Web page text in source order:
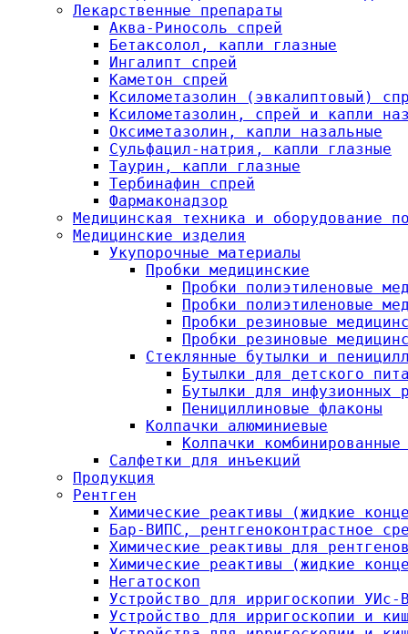
Лекарственные препараты
Аква-Риносоль спрей
Бетаксолол, капли глазные
Ингалипт спрей
Каметон спрей
Ксилометазолин (эвкалиптовый)
Ксилометазолин, спрей и капли
Оксиметазолин, капли назальные
Сульфацил-натрия, капли глазные
Таурин, капли глазные
Тербинафин спрей
Фармаконадзор
Медицинская техника и оборудование
Медицинские изделия
Укупорочные материалы
Пробки медицинские
Пробки полиэтиленовые
Пробки полиэтиленовые
Пробки резиновые
Пробки резиновые
Стеклянные бутылки и
Бутылки для детского
Бутылки для инфузионных
Пенициллиновые флаконы
Колпачки алюминиевые
Колпачки
Салфетки для инъекций
Продукция
Рентген
Химические реактивы (жидкие
Бар-ВИПС, рентгеноконтрастное
Химические реактивы для
Химические реактивы (жидкие
Негатоскоп
Устройство для ирригоскопии УИс-
Устройство для ирригоскопии и